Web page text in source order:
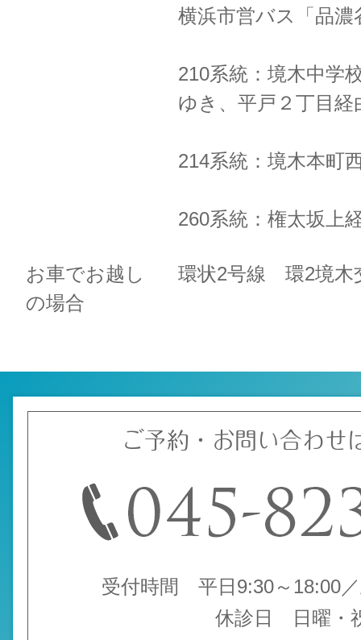
横浜市営バス「品
210系統：境木中学
ゆき、 平戸２丁目経
214系統：境木本町
260系統：権太坂上
お車でお越し
の場合
環状2号線 環2境木
ご予約・お問い合わせ
受付時間 平日9:30～18:00
休診日 日曜・